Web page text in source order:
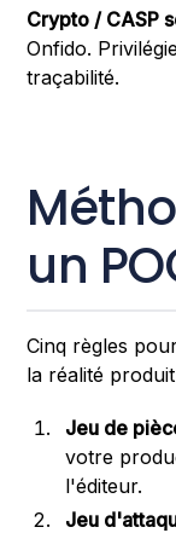
Crypto / CASP
Onfido.
traçabilité.
un
Cinq règles
la réalité
Jeu de
votre
l'éditeur.
Jeu